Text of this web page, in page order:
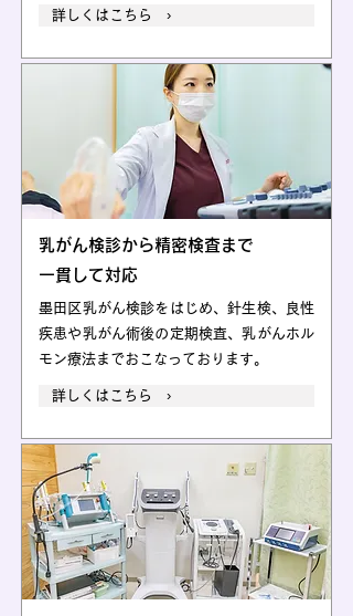
詳しくはこちら ›
乳がん検診から精密検査まで
一貫して対応
墨田区乳がん検診をはじめ、針生検、良性
疾患や乳がん術後の定期検査、乳がんホル
モン療法までおこなっております。
詳しくはこちら ›